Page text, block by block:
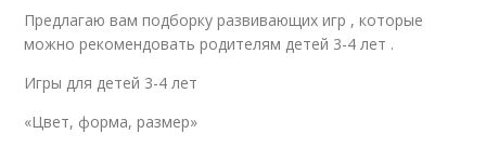
Предлагаю вам подборку развивающих игр , которые
можно рекомендовать родителям детей 3-4 лет .
Игры для детей 3-4 лет
«Цвет, форма, размер»